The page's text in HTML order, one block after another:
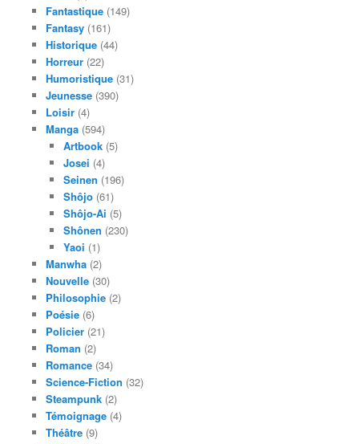
Fantastique(149)
Fantasy(161)
Historique(44)
Horreur(22)
Humoristique(31)
Jeunesse(390)
Loisir(4)
Manga(594)
Artbook (5)
Josei (4)
Seinen (196)
Shôjo (61)
Shôjo-Ai (5)
Shônen (230)
Yaoi (1)
Manwha(2)
Nouvelle(30)
Philosophie(2)
Poésie(6)
Policier(21)
Roman (2)
Romance(34)
Science-Fiction (32)
Steampunk(2)
Témoignage(4)
Théâtre(9)